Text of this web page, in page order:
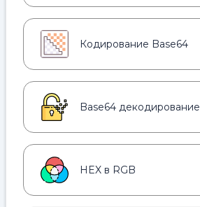
Кодирование Base64
Base64 декодирование
HEX в RGB